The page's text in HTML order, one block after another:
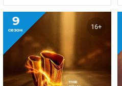
9
сезон 16+